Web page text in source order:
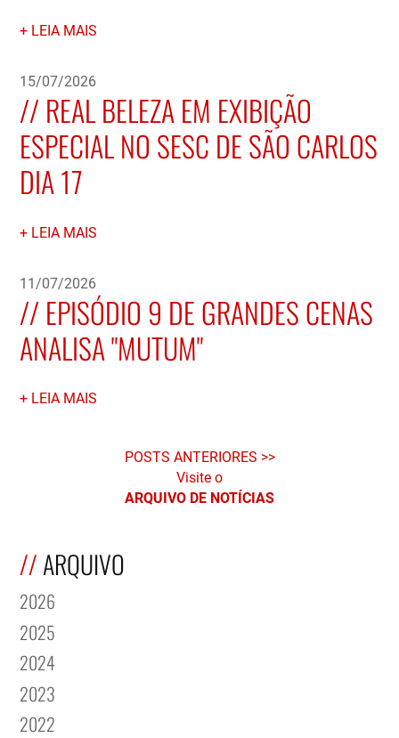
LEIA MAIS
15/07/2026
REAL BELEZA EM EXIBIÇÃO
ESPECIAL NO SESC DE SÃO CARLOS
DIA 17
LEIA MAIS
11/07/2026
EPISÓDIO 9 DE GRANDES CENAS
ANALISA "MUTUM"
LEIA MAIS
POSTS ANTERIORES
Visite o
ARQUIVO DE NOTÍCIAS
ARQUIVO
2026
2025
2024
2023
2022